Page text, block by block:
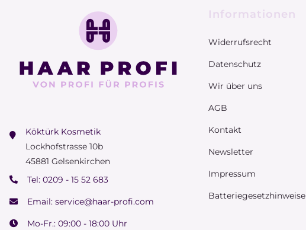
Köktürk Kosmetik
Lockhofstrasse 10b
45881 Gelsenkirchen
Tel: 0209 - 15 52 683
Email: service@haar-profi.com
Mo-Fr.: 09:00 - 18:00 Uhr
Informationen
Widerrufsrecht
Datenschutz
Wir über uns
AGB
Kontakt
Newsletter
Impressum
Batteriegesetzhinweise